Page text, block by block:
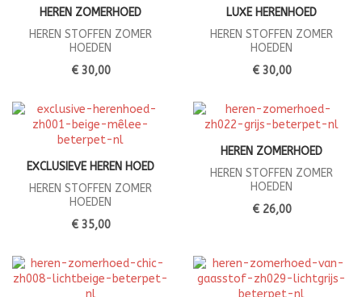
HEREN ZOMERHOED
HEREN STOFFEN ZOMER
HOEDEN
€ 30,00
LUXE HERENHOED
HEREN STOFFEN ZOMER
HOEDEN
€ 30,00
EXCLUSIEVE HEREN HOED
HEREN STOFFEN ZOMER
HOEDEN
€ 35,00
HEREN ZOMERHOED
HEREN STOFFEN ZOMER
HOEDEN
€ 26,00